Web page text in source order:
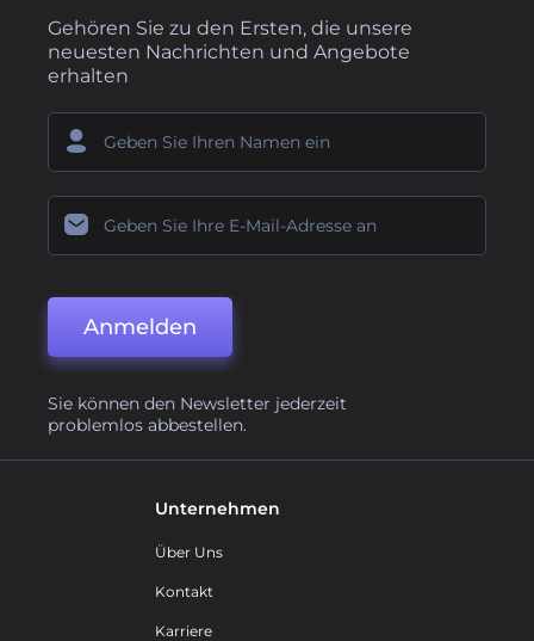
Gehören Sie zu den Ersten, die unsere
neuesten Nachrichten und Angebote
erhalten
Anmelden
Sie können den Newsletter jederzeit
problemlos abbestellen.
Unternehmen
Über Uns
Kontakt
Karriere